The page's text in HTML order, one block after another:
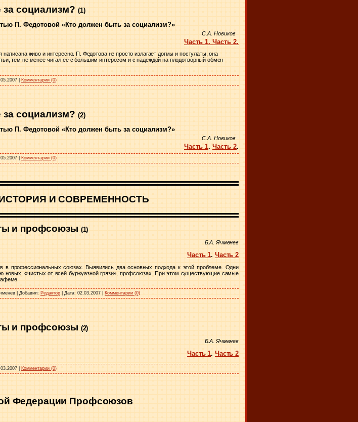
за социализм? (1)
П. Федотовой «Кто должен быть за социализм?»
С.А. Новиков
Часть 1. Часть 2.
написана живо и интересно. П. Федотова не просто излагает догмы и постулаты, она
тем не менее читал её с большим интересом и с надеждой на плодотворный обмен
Комментарии (0)
за социализм? (2)
П. Федотовой «Кто должен быть за социализм?»
С.А. Новиков
Часть 1. Часть 2.
Комментарии (0)
И СОВРЕМЕННОСТЬ
и профсоюзы (1)
Б.А. Ячменев
Часть 1. Часть 2
в профессиональных союзах. Выявились два основных подхода к этой проблеме. Одни
новых, «чистых от всей буржуазной грязи», профсоюзах. При этом существующие самые
Добавил: Редактор Дата: 02.03.2007 Комментарии (0)
и профсоюзы (2)
Б.А. Ячменев
Часть 1. Часть 2
Комментарии (0)
Федерации Профсоюзов